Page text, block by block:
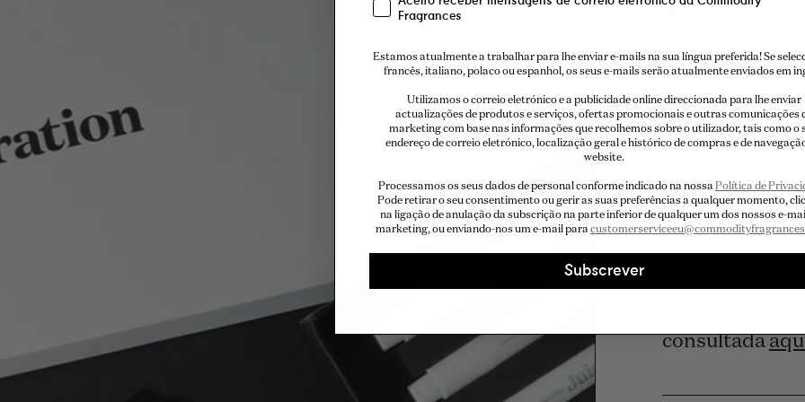
18x 2ml
Book,
Includes
Uma
Cartões
Um
montante
compra
A nossa lista
consultada
Fragrances
Estamos atualmente a trabalhar para lhe enviar e-mails na sua língua preferida! Se
francês, italiano, polaco ou espanhol, os seus e-mails serão atualmente enviados em
Utilizamos o correio eletrónico e a publicidade online direccionada para lhe enviar
actualizações de produtos e serviços, ofertas promocionais e outras comunicações
marketing com base nas informações que recolhemos sobre o utilizador, tais como o
endereço de correio eletrónico, localização geral e histórico de compras e de
website.
Processamos os seus dados de personal conforme indicado na nossa Política de
Pode retirar o seu consentimento ou gerir as suas preferências a qualquer momento,
na ligação de anulação da subscrição na parte inferior de qualquer um dos nossos e-
marketing, ou enviando-nos um e-mail para
Subscrever